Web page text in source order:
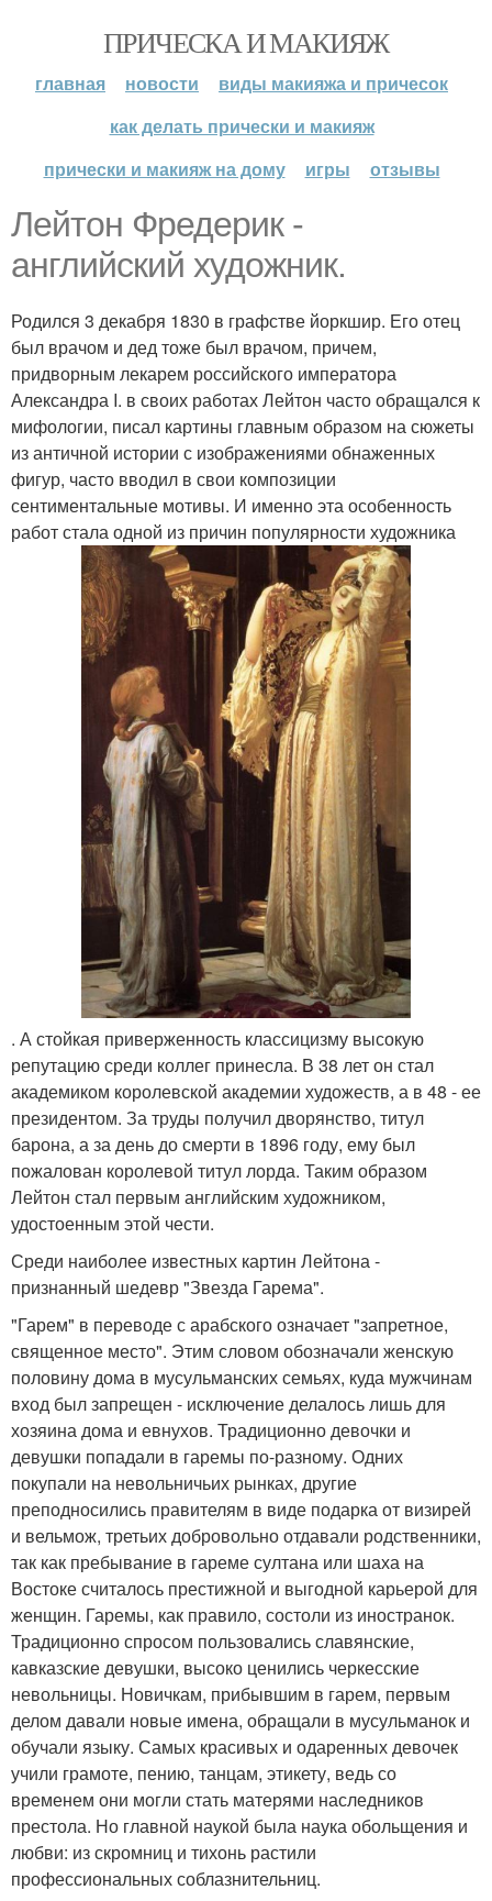
ПРИЧЕСКА И МАКИЯЖ
главная новости
виды макияжа и причесок
как делать прически и макияж
прически и макияж на дому
игры отзывы
Лейтон Фредерик -
английский художник.
Родился 3 декабря 1830 в графстве йоркшир. Его отец
был врачом и дед тоже был врачом, причем,
придворным лекарем российского императора
Александра I. в своих работах Лейтон часто обращался к
мифологии, писал картины главным образом на сюжеты
из античной истории с изображениями обнаженных
фигур, часто вводил в свои композиции
сентиментальные мотивы. И именно эта особенность
работ стала одной из причин популярности художника
. А стойкая приверженность классицизму высокую
репутацию среди коллег принесла. В 38 лет он стал
академиком королевской академии художеств, а в 48 - ее
президентом. За труды получил дворянство, титул
барона, а за день до смерти в 1896 году, ему был
пожалован королевой титул лорда. Таким образом
Лейтон стал первым английским художником,
удостоенным этой чести.
Среди наиболее известных картин Лейтона -
признанный шедевр "Звезда Гарема".
"Гарем" в переводе с арабского означает "запретное,
священное место". Этим словом обозначали женскую
половину дома в мусульманских семьях, куда мужчинам
вход был запрещен - исключение делалось лишь для
хозяина дома и евнухов. Традиционно девочки и
девушки попадали в гаремы по-разному. Одних
покупали на невольничьих рынках, другие
преподносились правителям в виде подарка от визирей
и вельмож, третьих добровольно отдавали родственники,
так как пребывание в гареме султана или шаха на
Востоке считалось престижной и выгодной карьерой для
женщин. Гаремы, как правило, состоли из иностранок.
Традиционно спросом пользовались славянские,
кавказские девушки, высоко ценились черкесские
невольницы. Новичкам, прибывшим в гарем, первым
делом давали новые имена, обращали в мусульманок и
обучали языку. Самых красивых и одаренных девочек
учили грамоте, пению, танцам, этикету, ведь со
временем они могли стать матерями наследников
престола. Но главной наукой была наука обольщения и
любви: из скромниц и тихонь растили
профессиональных соблазнительниц.